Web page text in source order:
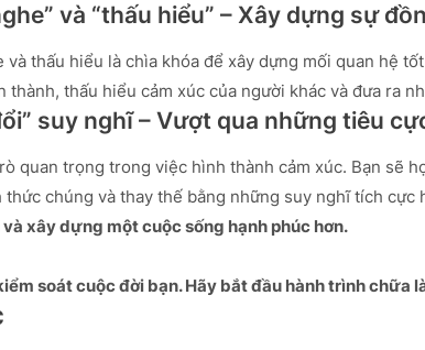
và “thấu hiểu” – Xây dựng sự
và thấu hiểu là chìa khóa để xây dựng mối quan hệ
thành, thấu hiểu cảm xúc của người khác và đưa ra
suy nghĩ – Vượt qua những tiêu
quan trọng trong việc hình thành cảm xúc. Bạn sẽ
thức chúng và thay thế bằng những suy nghĩ tích cực
xây dựng một cuộc sống hạnh phúc hơn.
soát cuộc đời bạn. Hãy bắt đầu hành trình chữa